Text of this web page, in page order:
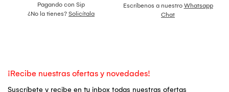
Pagando con Sip
¿No la tienes? Solicítala
Escríbenos a nuestro Whatsapp
Chat
¡Recibe nuestras ofertas y novedades!
Suscríbete y recibe en tu inbox todas nuestras ofertas